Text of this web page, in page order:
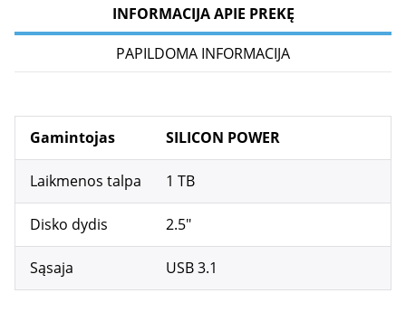
INFORMACIJA APIE PREKĘ
PAPILDOMA INFORMACIJA
Gamintojas SILICON POWER
Laikmenos talpa 1 TB
Disko dydis 2.5"
Sąsaja USB 3.1